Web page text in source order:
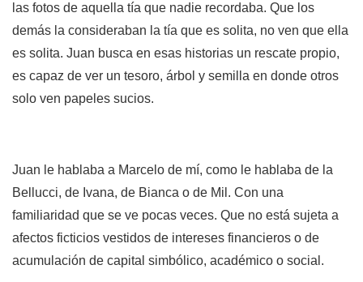
las fotos de aquella tía que nadie recordaba. Que los
demás la consideraban la tía que es solita, no ven que ella
es solita. Juan busca en esas historias un rescate propio,
es capaz de ver un tesoro, árbol y semilla en donde otros
solo ven papeles sucios.
Juan le hablaba a Marcelo de mí, como le hablaba de la
Bellucci, de Ivana, de Bianca o de Mil. Con una
familiaridad que se ve pocas veces. Que no está sujeta a
afectos ficticios vestidos de intereses financieros o de
acumulación de capital simbólico, académico o social.